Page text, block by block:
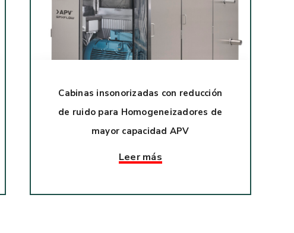
Cabinas insonorizadas con reducción
de ruido para Homogeneizadores de
mayor capacidad APV
Leer más